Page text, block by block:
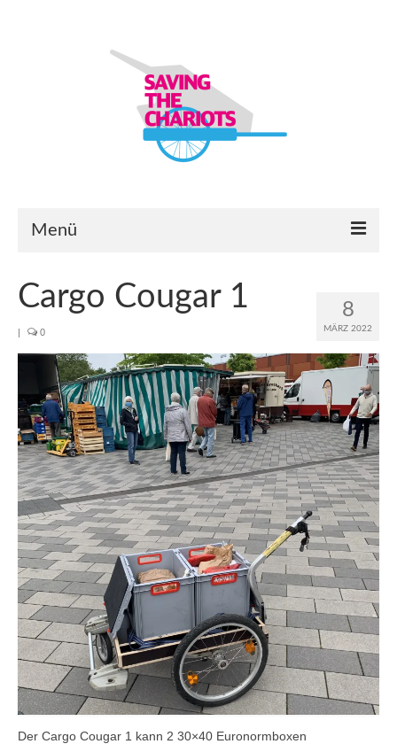
Menü
Bauanleitungen
Lastenanhänger-Modelle & -Module
Ersatzteilbörse & Eure Projekte
Blog
8
MÄRZ 2022
Cargo Cougar 1
| 0
Der Cargo Cougar 1 kann 2 30×40 Euronormboxen